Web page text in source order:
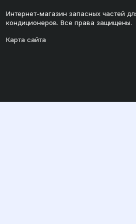
Интернет-магазин запасных частей
кондиционеров. Все права защищены.
Карта сайта